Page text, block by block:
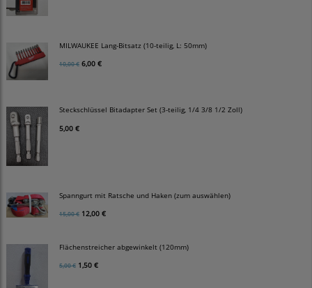
MILWAUKEE Lang-Bitsatz (10-teilig, L: 50mm)
10,00 € 6,00 €
Steckschlüssel Bitadapter Set (3-teilig, 1/4 3/8 1/2 Zoll)
5,00 €
Spanngurt mit Ratsche und Haken (zum auswählen)
15,00 € 12,00 €
Flächenstreicher abgewinkelt (120mm)
5,00 € 1,50 €